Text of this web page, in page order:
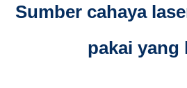
Sumber cahaya
pakai yang